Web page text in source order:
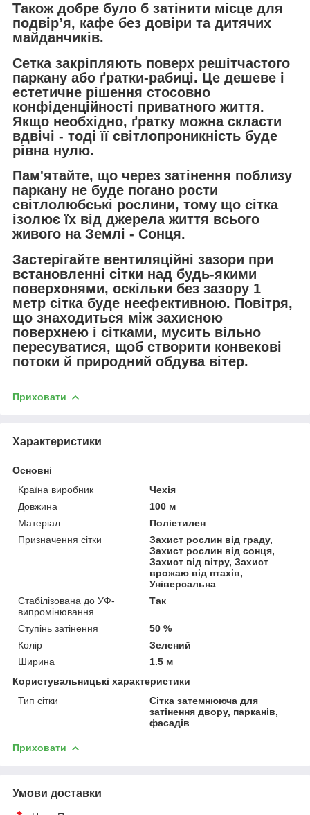
Також добре було б затінити місце для
подвір’я, кафе без довіри та дитячих
майданчиків.
Сетка закріпляють поверх решітчастого
паркану або ґратки-рабиці. Це дешеве і
естетичне рішення стосовно
конфіденційності приватного життя.
Якщо необхідно, ґратку можна скласти
вдвічі - тоді її світлопроникність буде
рівна нулю.
Пам'ятайте, що через затінення поблизу
паркану не буде погано рости
світлолюбські рослини, тому що сітка
ізолює їх від джерела життя всього
живого на Землі - Сонця.
Застерігайте вентиляційні зазори при
встановленні сітки над будь-якими
поверхонями, оскільки без зазору 1
метр сітка буде неефективною. Повітря,
що знаходиться між захисною
поверхнею і сітками, мусить вільно
пересуватися, щоб створити конвекові
потоки й природний обдува вітер.
Приховати
Характеристики
Основні
Країна виробник
Чехія
Довжина
100 м
Матеріал
Поліетилен
Призначення сітки
Захист рослин від граду,
Захист рослин від сонця,
Захист від вітру, Захист
врожаю від птахів,
Універсальна
Стабілізована до УФ-
випромінювання
Так
Ступінь затінення
50 %
Колір
Зелений
Ширина
1.5 м
Користувальницькі характеристики
Тип сітки
Сітка затемнююча для
затінення двору, парканів,
фасадів
Приховати
Умови доставки